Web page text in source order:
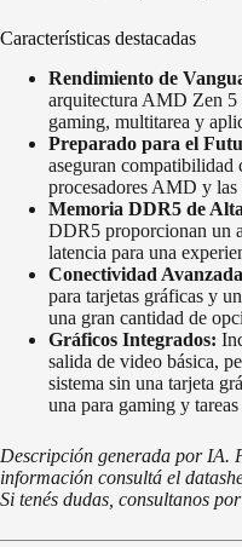
Características destacadas
Rendimiento de
arquitectura AMD Zen 5
gaming, multitarea y
Preparado para el
aseguran compatibilidad
procesadores AMD y
Memoria DDR5 de
DDR5 proporcionan un
latencia para una
Conectividad
para tarjetas gráficas y
una gran cantidad de
Gráficos Integrados:
salida de video básica,
sistema sin una tarjeta
una para gaming y
Descripción generada por IA.
información consultá el
Si tenés dudas, consultanos